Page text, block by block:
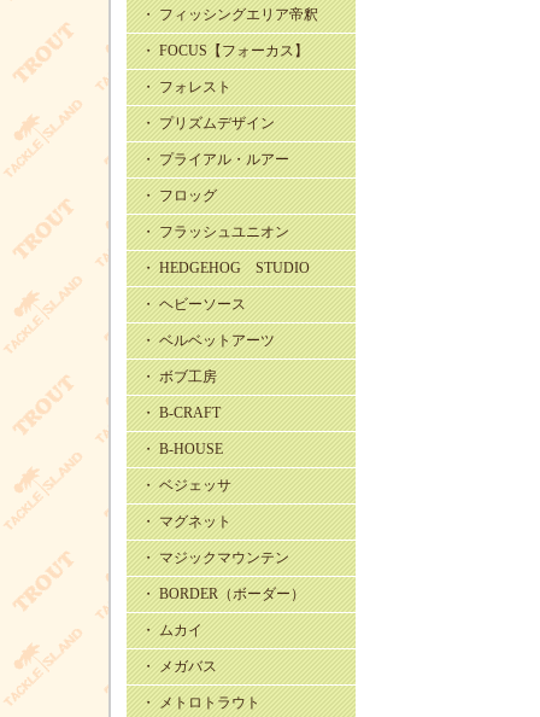
・ フィッシングエリア帝釈
・ FOCUS【フォーカス】
・ フォレスト
・ プリズムデザイン
・ プライアル・ルアー
・ フロッグ
・ フラッシュユニオン
・ HEDGEHOG STUDIO
・ ヘビーソース
・ ベルベットアーツ
・ ボブ工房
・ B-CRAFT
・ B-HOUSE
・ ベジェッサ
・ マグネット
・ マジックマウンテン
・ BORDER（ボーダー）
・ ムカイ
・ メガバス
・ メトロトラウト